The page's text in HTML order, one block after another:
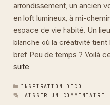
arrondissement, un ancien
en loft lumineux, à mi-
espace de vie habité. Un
blanche où la créativité tient
bref Peu de temps ? Voilà
suite
CATÉGORIES
INSPIRATION DÉCO
LAISSER UN COMMENTAIRE